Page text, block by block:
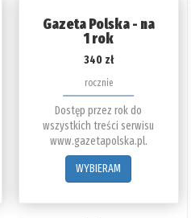
Gazeta Polska - na
1 rok
340 zł
rocznie
Dostęp przez rok do
wszystkich treści serwisu
www.gazetapolska.pl.
WYBIERAM